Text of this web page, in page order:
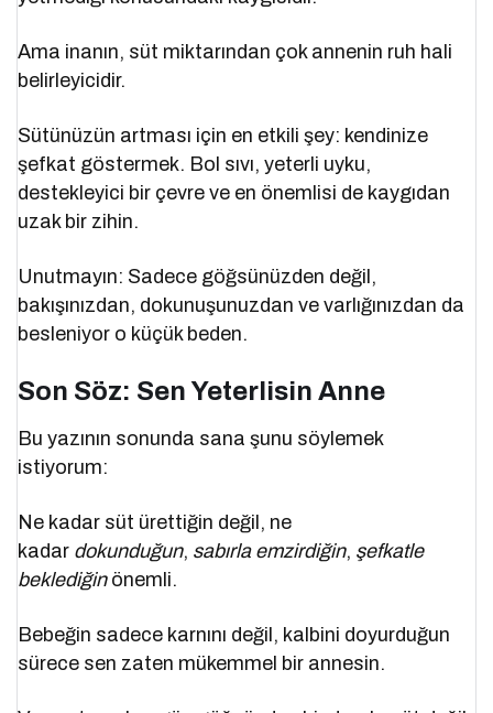
Ama inanın, süt miktarından çok annenin ruh hali
belirleyicidir.
Sütünüzün artması için en etkili şey: kendinize
şefkat göstermek. Bol sıvı, yeterli uyku,
destekleyici bir çevre ve en önemlisi de kaygıdan
uzak bir zihin.
Unutmayın: Sadece göğsünüzden değil,
bakışınızdan, dokunuşunuzdan ve varlığınızdan da
besleniyor o küçük beden.
Son Söz: Sen Yeterlisin Anne
Bu yazının sonunda sana şunu söylemek
istiyorum:
Ne kadar süt ürettiğin değil, ne
kadar dokunduğun, sabırla emzirdiğin, şefkatle
beklediğinönemli.
Bebeğin sadece karnını değil, kalbini doyurduğun
sürece sen zaten mükemmel bir annesin.